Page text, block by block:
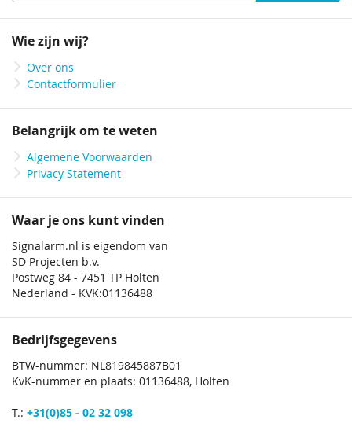
op
nieuwsbrief
Wie zijn wij?
Over ons
Contactformulier
Belangrijk om te weten
Algemene Voorwaarden
Privacy Statement
Waar je ons kunt vinden
Signalarm.nl is eigendom van
SD Projecten b.v.
Postweg 84 - 7451 TP Holten
Nederland - KVK:01136488
Bedrijfsgegevens
BTW-nummer: NL819845887B01
KvK-nummer en plaats: 01136488, Holten
T.: +31(0)85 - 02 32 098